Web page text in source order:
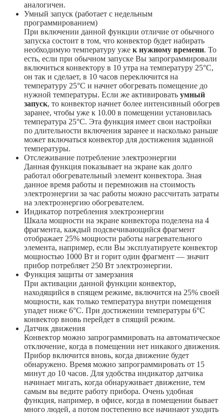
аналогичен.
Умный запуск (работает с недельным
программированием)
При включении данной функции отличие от обычного
запуска состоит в том, что конвектор будет набирать
необходимую температуру уже к нужному времени. То
есть, если при обычном запуске Вы запрограммировали
включиться конвектору в 10 утра на температуру 25°С,
он так и сделает, в 10 часов переключится на
температуру 25°С и начнет обогревать помещение до
нужной температуры. Если же активировать умный
запуск, то конвектор начнет более интенсивный обогрев
заранее, чтобы уже к 10.00 в помещении установилась
температура 25°С. Эта функция имеет свои настройки
по длительности включения заранее и насколько раньше
может включаться конвектор для достижения заданной
температуры.
Отслеживание потребление электроэнергии
Данная функция показывает на экране как долго
работал обогревательный элемент конвектора. Зная
данное время работы и перемножив на стоимость
электроэнергии за час работы можно рассчитать затраты
на электроэнергию обогревателем.
Индикатор потребления электроэнергии
Шкала мощности на экране конвектора поделена на 4
фрагмента, каждый подсвечивающийся фрагмент
отображает 25% мощности работы нагревательного
элемента, например, если Вы эксплуатируете конвектор
мощностью 1000 Вт и горит один фрагмент — значит
прибор потребляет 250 Вт электроэнергии.
Функция защиты от замерзания
При активации данной функции конвектор,
находящийся в спящем режиме, включится на 25% своей
мощности, как только температура внутри помещения
упадет ниже 6°С. При достижении температуры 6°С
конвектор вновь перейдет в спящий режим.
Датчик движения
Конвектор можно запрограммировать на автоматическое
отключение, когда в помещении нет никакого движения.
Прибор включится вновь, когда движение будет
обнаружено. Время можно запрограммировать от 15
минут до 10 часов. Для удобства индикатор датчика
начинает мигать, когда обнаруживает движение, тем
самым вы ведите работу прибора. Очень удобная
функция, например, в офисе, когда в помещении бывает
много людей, а потом постепенно все начинают уходить